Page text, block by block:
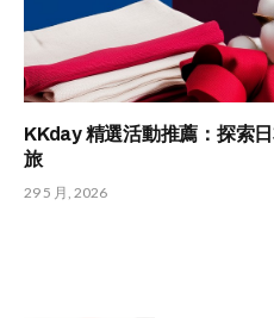
KKday 精選活動推薦：探索
旅
29 5 月, 2026